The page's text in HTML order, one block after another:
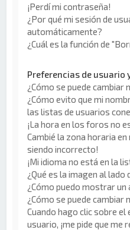
¡Perdí mi contraseña!
¿Por qué mi sesión de
automáticamente?
¿Cuál es la función de
Preferencias de usuario
¿Cómo se puede cambiar
¿Cómo evito que mi
las listas de usuarios
¡La hora en los foros no
Cambié la zona horaria
siendo incorrecto!
¡Mi idioma no está en la
¿Qué es la imagen al
¿Cómo puedo mostrar un
¿Cómo se puede cambiar
Cuando hago clic sobre el
usuario, ¡me pide que me